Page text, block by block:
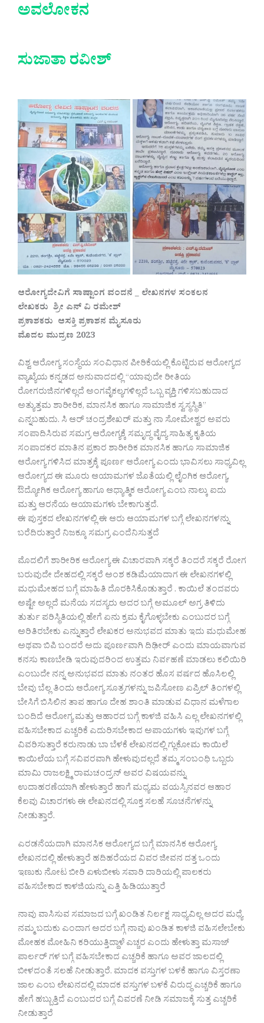
ಅವಲೋಕನ
ಸುಜಾತಾ ರವೀಶ್
ಆರೋಗ್ಯದೇವಿಗೆ ಸಾಷ್ಟಾಂಗ ವಂದನೆ _ ಲೇಖನಗಳ ಸಂಕಲನ
ಲೇಖಕರು ಶ್ರೀ ಎನ್ ವಿ ರಮೇಶ್
ಪ್ರಕಾಶಕರು ಆಸಕ್ತಿ ಪ್ರಕಾಶನ ಮೈಸೂರು
ಮೊದಲ ಮುದ್ರಣ 2023
ವಿಶ್ವ ಆರೋಗ್ಯ ಸಂಸ್ಥೆಯ ಸಂವಿಧಾನ ಪೀಠಿಕೆಯಲ್ಲಿ ಕೊಟ್ಟಿರುವ ಆರೋಗ್ಯದ
ವ್ಯಾಖ್ಯೆಯ ಕನ್ನಡದ ಅನುವಾದದಲ್ಲಿ “ಯಾವುದೇ ರೀತಿಯ
ರೋಗರುಜಿನಗಳಿಲ್ಲದೆ ಅಂಗವೈಕಲ್ಯಗಳಿಲ್ಲದೆ ಒಬ್ಬ ವ್ಯಕ್ತಿ ಗಳಿಸಬಹುದಾದ
ಅತ್ಯುತ್ತಮ ಶಾರೀರಿಕ, ಮಾನಸಿಕ ಹಾಗೂ ಸಾಮಾಜಿಕ ಸ್ವಸ್ಥಸ್ಥಿತಿ”
ಎನ್ನಬಹುದು. ಸಿ ಆರ್ ಚಂದ್ರಶೇಖರ್ ಮತ್ತು ನಾ ಸೋಮೇಶ್ವರ ಅವರು
ಸಂಪಾದಿಸಿರುವ ಸಮಗ್ರ ಆರೋಗ್ಯಕ್ಕೆ ಸಮೃದ್ಧ ವೈದ್ಯ ಸಾಹಿತ್ಯ ಕೃತಿಯ
ಸಂಪಾದಕರ ಮಾತಿನ ಪ್ರಕಾರ ಶಾರೀರಿಕ ಮಾನಸಿಕ ಹಾಗೂ ಸಾಮಾಜಿಕ
ಆರೋಗ್ಯ ಗಳಿಸಿದ ಮಾತ್ರಕ್ಕೆ ಪೂರ್ಣ ಆರೋಗ್ಯ ಎಂದು ಭಾವಿಸಲು ಸಾಧ್ಯವಿಲ್ಲ
ಆರೋಗ್ಯದ ಈ ಮೂರು ಆಯಾಮಗಳ ಜೊತೆಯಲ್ಲಿ ಲೈಂಗಿಕ ಆರೋಗ್ಯ,
ಔದ್ಯೋಗಿಕ ಆರೋಗ್ಯ ಹಾಗೂ ಆಧ್ಯಾತ್ಮಿಕ ಆರೋಗ್ಯ ಎಂಬ ನಾಲ್ಕು ಐದು
ಮತ್ತು ಆರನೆಯ ಆಯಾಮಗಳು ಬೇಕಾಗುತ್ತದೆ.
ಈ ಪುಸ್ತಕದ ಲೇಖನಗಳಲ್ಲಿ ಈ ಆರು ಆಯಾಮಗಳ ಬಗ್ಗೆ ಲೇಖನಗಳನ್ನು
ಬರೆದಿರುತ್ತಾರೆ ನಿಜಕ್ಕೂ ಸಮಗ್ರ ಎಂದೆನಿಸುತ್ತದೆ
ಮೊದಲಿಗೆ ಶಾರೀರಿಕ ಆರೋಗ್ಯ ಈ ವಿಚಾರವಾಗಿ ಸಕ್ಕರೆ ತಿಂದರೆ ಸಕ್ಕರೆ ರೋಗ
ಬರುವುದೇ ದೇಹದಲ್ಲಿ ಸಕ್ಕರೆ ಅಂಶ ಕಡಿಮೆಯಾದಾಗ ಈ ಲೇಖನಗಳಲ್ಲಿ
ಮಧುಮೇಹದ ಬಗ್ಗೆ ಮಾಹಿತಿ ದೊರಕಿಸಿಕೊಡುತ್ತಾರೆ . ಕಾಯಿಲೆ ತಂದವರು
ಅಷ್ಟೇ ಅಲ್ಲದೆ ಮನೆಯ ಸದಸ್ಯರು ಅದರ ಬಗ್ಗೆ ಅಮೂಲ್ ಅಗ್ರ ತಿಳಿದು
ತುರ್ತು ಪರಿಸ್ಥಿತಿಯಲ್ಲಿ ಹೇಗೆ ಏನು ಕ್ರಮ ಕೈಗೊಳ್ಳಬೇಕು ಎಂಬುದರ ಬಗ್ಗೆ
ಅರಿತಿರಬೇಕು ಎನ್ನುತ್ತಾರೆ ಲೇಖಕರ ಅನುಭವದ ಮಾತು ಇದು ಮಧುಮೇಹ
ಅಥವಾ ಬಿಪಿ ಬಂದರೆ ಅದು ಪೂರ್ಣವಾಗಿ ದಿಢೀರ್ ಎಂದು ಮಾಯವಾಗುವ
ಕನಸು ಕಾಣಬೇಡಿ ಇರುವುದರಿಂದ ಉತ್ತಮ ನಿರ್ವಹಣೆ ಮಾಡಲು ಕಲಿಯಿರಿ
ಎಂಬುದೇ ನನ್ನ ಅನುಭವದ ಮಾತು ನಂತರ ಹೊಸ ವರ್ಷದ ಹೊಸಿಲಲ್ಲಿ
ಬೇವು ಬೆಲ್ಲ ತಿಂದು ಆರೋಗ್ಯ ಸೂತ್ರಗಳನ್ನು ಜಪಿಸೋಣ ಏಪ್ರಿಲ್ ತಿಂಗಳಲ್ಲಿ
ಬೇಸಿಗೆ ಬಿಸಿಲಿನ ತಾಪ ಹಾಗೂ ದೇಹ ಶಾಂತಿ ಮಾಡುವ ವಿಧಾನ ಮಳೆಗಾಲ
ಬಂದಿದೆ ಆರೋಗ್ಯ ಮತ್ತು ಆಹಾರದ ಬಗ್ಗೆ ಕಾಳಜಿ ವಹಿಸಿ ಎಲ್ಲ ಲೇಖನಗಳಲ್ಲಿ
ವಹಿಸಬೇಕಾದ ಎಚ್ಚರಿಕೆ ಎದುರಿಸಬೇಕಾದ ಅಪಾಯಗಳು ಇವುಗಳ ಬಗ್ಗೆ
ವಿವರಿಸುತ್ತಾರೆ ಕರುನಾಡು ಬಾ ಬೆಳಕೆ ಲೇಖನದಲ್ಲಿ ಗ್ಲುಕೋಮ ಕಾಯಿಲೆ
ಕಾಯಿಲೆಯ ಬಗ್ಗೆ ಸವಿವರವಾಗಿ ಹೇಳುವುದಲ್ಲದೆ ತಮ್ಮ ಸಂಬಂಧಿ ಒಬ್ಬರು
ಮಾಮಿ ರಾಜಲಕ್ಷ್ಮಿ ರಾಮಚಂದ್ರನ್ ಅವರ ವಿಷಯವನ್ನು
ಉದಾಹರಣೆಯಾಗಿ ಹೇಳುತ್ತಾರೆ ಹಾಗೆ ಮಧ್ಯಮ ವಯಸ್ಸಿನವರ ಆಹಾರ
ಕೆಲವು ವಿಚಾರಗಳು ಈ ಲೇಖನದಲ್ಲಿ ಸೂಕ್ತ ಸಲಹೆ ಸೂಚನೆಗಳನ್ನು
ನೀಡುತ್ತಾರೆ.
ಎರಡನೆಯದಾಗಿ ಮಾನಸಿಕ ಆರೋಗ್ಯದ ಬಗ್ಗೆ ಮಾನಸಿಕ ಆರೋಗ್ಯ
ಲೇಖನದಲ್ಲಿ ಹೇಳುತ್ತಾರೆ ಹದಿಹರೆಯದ ವಿವರ ಜೀವನ ದತ್ತ ಒಂದು
ಇಣುಕು ನೋಟ ಬೀರಿ ಏಳುಬೀಳು ಸವಾರಿ ದಾರಿಯಲ್ಲಿ ಪಾಲಕರು
ವಹಿಸಬೇಕಾದ ಕಾಳಜಿಯನ್ನು ಎತ್ತಿ ಹಿಡಿಯುತ್ತಾರೆ
ನಾವು ವಾಸಿಸುವ ಸಮಾಜದ ಬಗ್ಗೆ ಖಂಡಿತ ನಿರ್ಲಕ್ಷ ಸಾಧ್ಯವಿಲ್ಲ ಅದರ ಮಧ್ಯೆ
ನಮ್ಮ ಬದುಕು ಎಂದಾಗ ಅದರ ಬಗ್ಗೆ ನಾವು ಖಂಡಿತ ಕಾಳಜಿ ವಹಿಸಲೇಬೇಕು
ಮೋಹಕ ಮೋಹಿನಿ ಕರಿಯುತ್ತಿದ್ದಾಳೆ ಎಚ್ಚರ ಎಂದು ಹೇಳುತ್ತಾ ಮಸಾಜ್
ಪಾರ್ಲರ್ ಗಳ ಬಗ್ಗೆ ವಹಿಸಬೇಕಾದ ಎಚ್ಚರಿಕೆ ಹಾಗೂ ಅವರ ಜಾಲದಲ್ಲಿ
ಬೀಳದಂತೆ ಸಲಹೆ ನೀಡುತ್ತಾರೆ. ಮಾದಕ ವಸ್ತುಗಳ ಬಳಕೆ ಹಾಗೂ ವಿಸ್ತರಣಾ
ಜಾಲ ಎಂಬ ಲೇಖನದಲ್ಲಿ ಮಾದಕ ವಸ್ತುಗಳ ಬಳಕೆ ವಿರುದ್ಧ ಎಚ್ಚರಿಕೆ ಹಾಗೂ
ಹೇಗೆ ಹಬ್ಬುತ್ತಿದೆ ಎಂಬುದರ ಬಗ್ಗೆ ವಿವರಣೆ ನೀಡಿ ಸಮಾಜಕ್ಕೆ ಸುತ್ತ ಎಚ್ಚರಿಕೆ
ನೀಡುತ್ತಾರೆ